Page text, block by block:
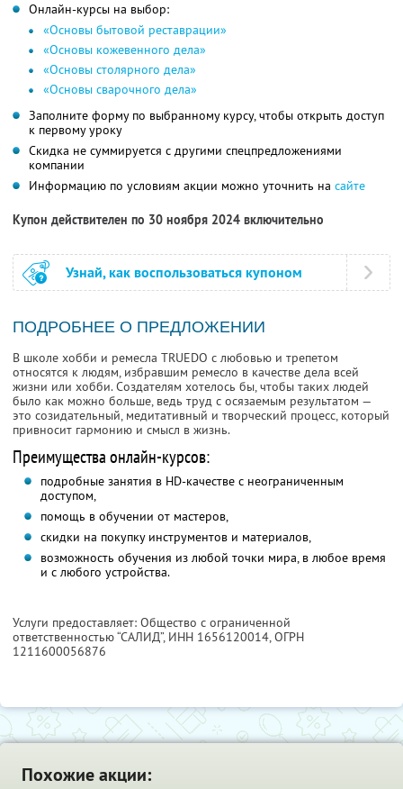
Онлайн-курсы на выбор:
«Основы бытовой реставрации»
«Основы кожевенного дела»
«Основы столярного дела»
«Основы сварочного дела»
Заполните форму по выбранному курсу, чтобы открыть доступ
к первому уроку
Скидка не суммируется с другими спецпредложениями
компании
Информацию по условиям акции можно уточнить на сайте
Купон действителен по 30 ноября 2024 включительно
Узнай, как воспользоваться купоном
ПОДРОБНЕЕ О ПРЕДЛОЖЕНИИ
В школе хобби и ремесла TRUEDO с любовью и трепетом
относятся к людям, избравшим ремесло в качестве дела всей
жизни или хобби. Создателям хотелось бы, чтобы таких людей
было как можно больше, ведь труд с осязаемым результатом —
это созидательный, медитативный и творческий процесс, который
привносит гармонию и смысл в жизнь.
Преимущества онлайн-курсов:
подробные занятия в HD-качестве с неограниченным
доступом,
помощь в обучении от мастеров,
скидки на покупку инструментов и материалов,
возможность обучения из любой точки мира, в любое время
и с любого устройства.
Услуги предоставляет: Общество с ограниченной
ответственностью “САЛИД”, ИНН 1656120014, ОГРН
1211600056876
Похожие акции: